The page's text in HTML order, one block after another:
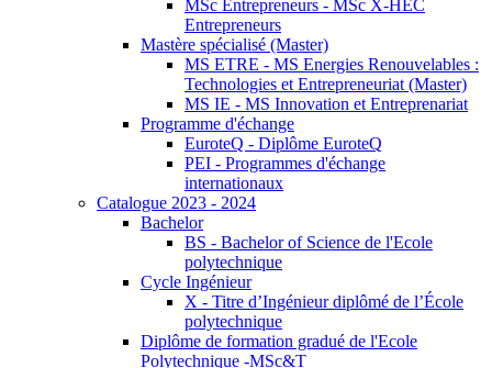
MSc Entrepreneurs - MSc X-HEC
Entrepreneurs
Mastère spécialisé (Master)
MS ETRE - MS Energies Renouvelables :
Technologies et Entrepreneuriat (Master)
MS IE - MS Innovation et Entreprenariat
Programme d'échange
EuroteQ - Diplôme EuroteQ
PEI - Programmes d'échange
internationaux
Catalogue 2023 - 2024
Bachelor
BS - Bachelor of Science de l'Ecole
polytechnique
Cycle Ingénieur
X - Titre d’Ingénieur diplômé de l’École
polytechnique
Diplôme de formation gradué de l'Ecole
Polytechnique -MSc&T